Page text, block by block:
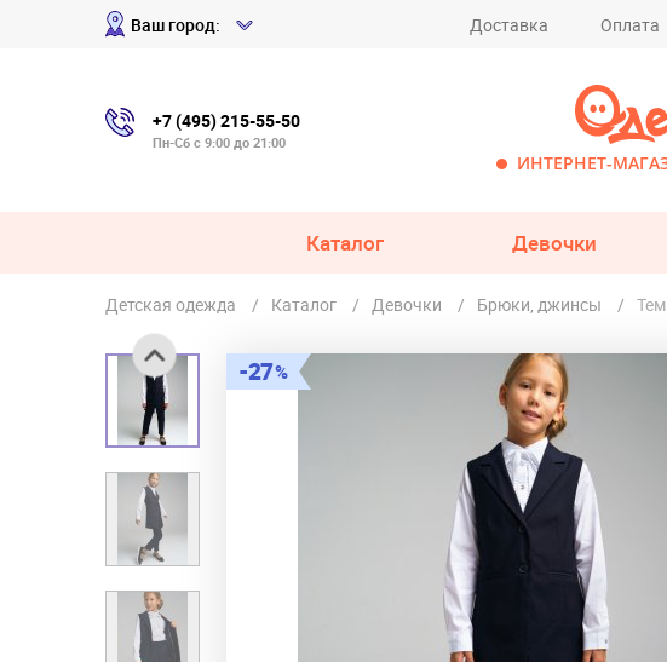
Ваш город: Доставка Оплата
+7 (495) 215-55-50
Пн-Сб с 9:00 до 21:00
ИНТЕРНЕТ-
Каталог Девочки
Детская одежда Каталог Девочки Брюки, джинсы
27